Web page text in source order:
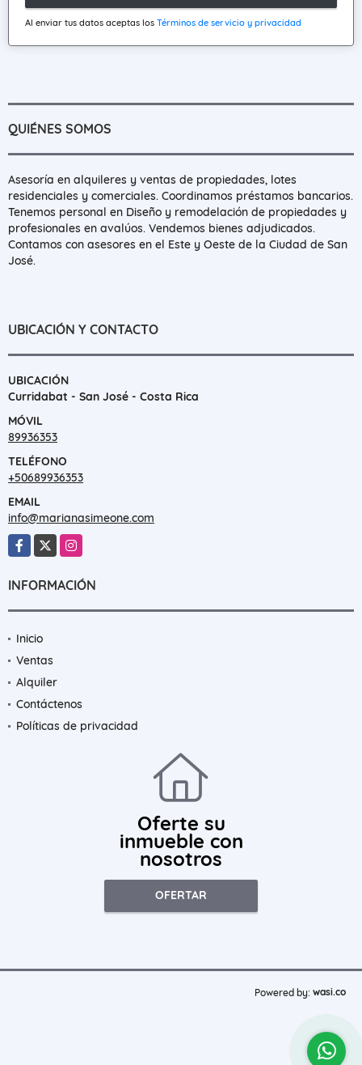
Al enviar tus datos aceptas los Términos de servicio y privacidad
QUIÉNES SOMOS
Asesoría en alquileres y ventas de propiedades, lotes
residenciales y comerciales. Coordinamos préstamos bancarios.
Tenemos personal en Diseño y remodelación de propiedades y
profesionales en avalúos. Vendemos bienes adjudicados.
Contamos con asesores en el Este y Oeste de la Ciudad de San
José.
UBICACIÓN Y CONTACTO
UBICACIÓN
Curridabat - San José - Costa Rica
MÓVIL
89936353
TELÉFONO
+50689936353
EMAIL
info@marianasimeone.com
Facebook
X Instagram
INFORMACIÓN
Inicio
Ventas
Alquiler
Contáctenos
Políticas de privacidad
Oferte su
inmueble con
nosotros
OFERTAR
Powered by: wasi.co